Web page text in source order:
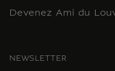
Devenez Ami du
NEWSLETTER